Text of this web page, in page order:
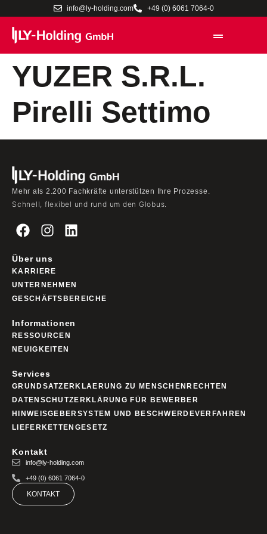
info@ly-holding.com +49 (0) 6061 7064-0
YUZER S.R.L.
Pirelli Settimo
Mehr als 2.200 Fachkräfte unterstützen Ihre Prozesse.
Schnell, flexibel und rund um den Globus.
Über uns
KARRIERE
UNTERNEHMEN
GESCHÄFTSBEREICHE
Informationen
RESSOURCEN
NEUIGKEITEN
Services
GRUNDSATZERKLAERUNG ZU MENSCHENRECHTEN
DATENSCHUTZERKLÄRUNG FÜR BEWERBER
HINWEISGEBERSYSTEM UND BESCHWERDEVERFAHREN
LIEFERKETTENGESETZ
Kontakt
info@ly-holding.com
+49 (0) 6061 7064-0
KONTAKT